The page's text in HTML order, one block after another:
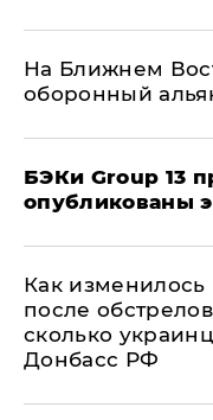
На Ближнем
оборонный
​БЭКи Group 13
опубликованы
Как
после
сколько
Донбасс РФ